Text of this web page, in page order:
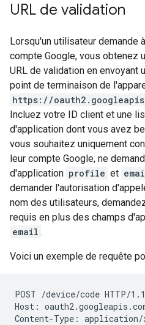
URL de validation
Lorsqu'un utilisateur demande
compte Google, vous obtenez
URL de validation en envoyant
point de terminaison de
https://
Incluez votre ID client et une
d'application dont vous avez
vous souhaitez uniquement
leur compte Google, ne
d'application profile et
demander l'autorisation
nom des utilisateurs,
requis en plus des champs
email .
Voici un exemple de requête
POST /device/code HTTP/1.1
Host:
Content-Type: application/